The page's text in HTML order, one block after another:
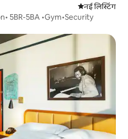
ठहरने की नई
नई लिस्टिंग
5BR-5BA •Gym•Security